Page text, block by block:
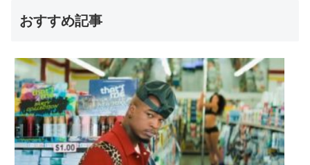
おすすめ記事